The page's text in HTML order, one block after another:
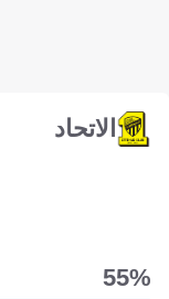
الاتحاد
55‎%‎